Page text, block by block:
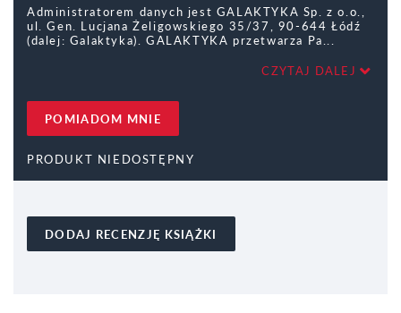
Administratorem danych jest GALAKTYKA Sp. z o.o.,
ul. Gen. Lucjana Żeligowskiego 35/37, 90-644 Łódź
(dalej: Galaktyka). GALAKTYKA przetwarza Pa
CZYTAJ DALEJ
POMIADOM MNIE
PRODUKT NIEDOSTĘPNY
DODAJ RECENZJĘ KSIĄŻKI